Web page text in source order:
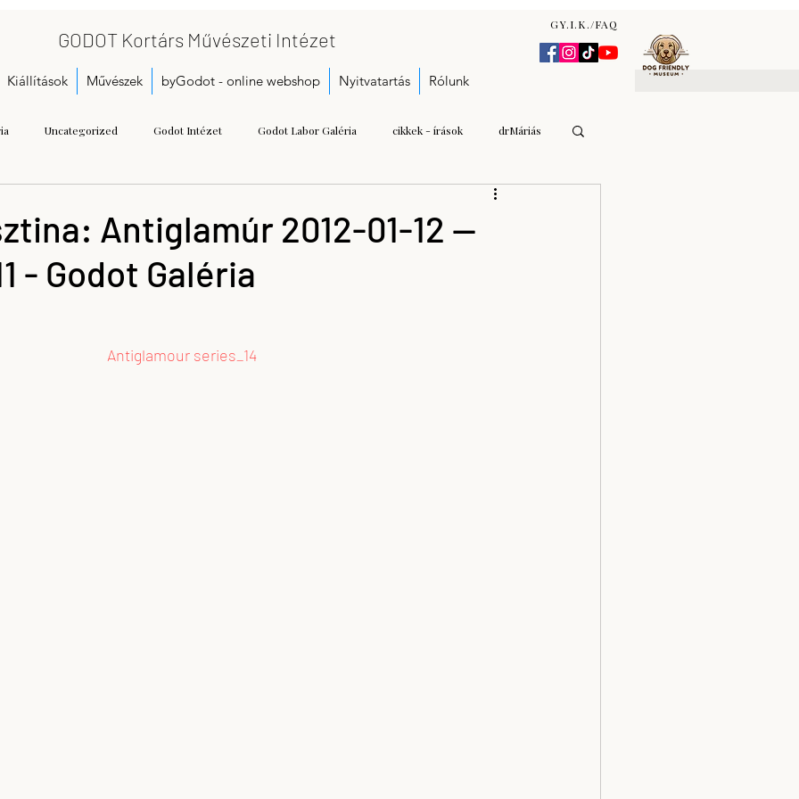
GODOT Kortárs Művészeti Intézet
GY.I.K./FAQ
Kiállítások Művészek byGodot - online webshop Nyitvatartás Rólunk
Uncategorized Godot Intézet Godot Labor Galéria cikkek - írások drMáriás
Gulyás Andrea Katalin
Call for proposals Gáspár Annamária Getting Started
Antiglamúr 2012-01-12 —
- Godot Galéria
Antiglamour series_14